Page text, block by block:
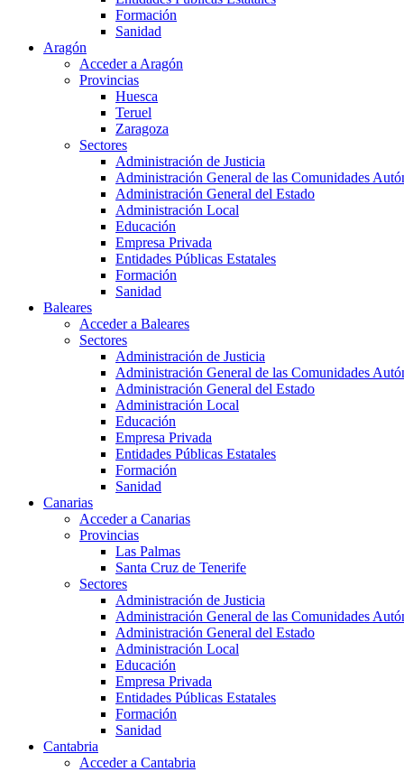
Formación
Sanidad
Aragón
Acceder a Aragón
Provincias
Huesca
Teruel
Zaragoza
Sectores
Administración de Justicia
Administración General de las Comunidades
Administración General del Estado
Administración Local
Educación
Empresa Privada
Entidades Públicas Estatales
Formación
Sanidad
Baleares
Acceder a Baleares
Sectores
Administración de Justicia
Administración General de las Comunidades
Administración General del Estado
Administración Local
Educación
Empresa Privada
Entidades Públicas Estatales
Formación
Sanidad
Canarias
Acceder a Canarias
Provincias
Las Palmas
Santa Cruz de Tenerife
Sectores
Administración de Justicia
Administración General de las Comunidades
Administración General del Estado
Administración Local
Educación
Empresa Privada
Entidades Públicas Estatales
Formación
Sanidad
Cantabria
Acceder a Cantabria